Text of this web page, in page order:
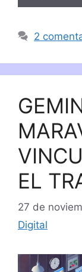
2
EL
27 de
Digital